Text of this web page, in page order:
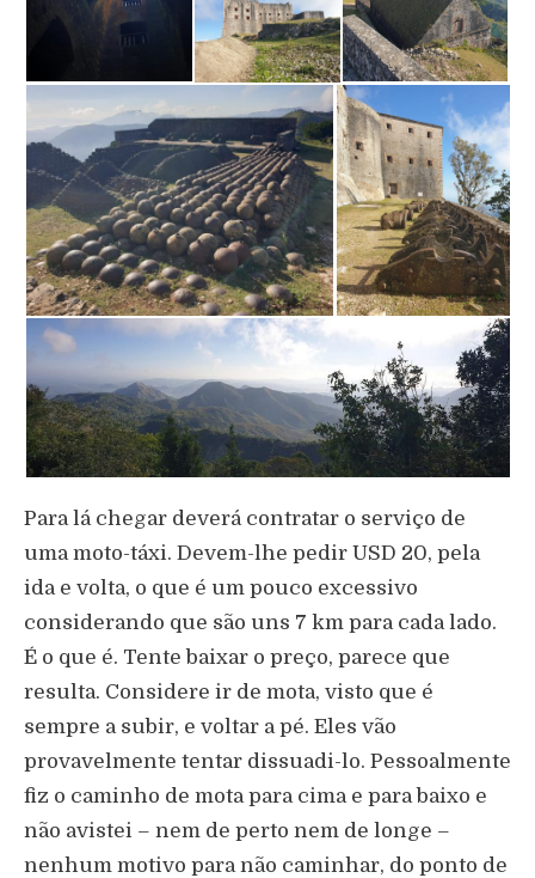
Para lá chegar deverá contratar o serviço de
uma moto-táxi. Devem-lhe pedir USD 20, pela
ida e volta, o que é um pouco excessivo
considerando que são uns 7 km para cada lado.
É o que é. Tente baixar o preço, parece que
resulta. Considere ir de mota, visto que é
sempre a subir, e voltar a pé. Eles vão
provavelmente tentar dissuadi-lo. Pessoalmente
fiz o caminho de mota para cima e para baixo e
não avistei – nem de perto nem de longe –
nenhum motivo para não caminhar, do ponto de